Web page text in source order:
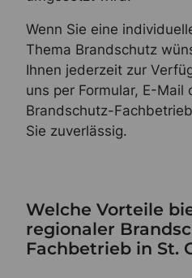
Wenn Sie eine
Thema Brandschutz
Ihnen jederzeit zur
uns per Formular, E-Mail
Brandschutz-
Sie zuverlässig.
Welche Vorteile
regionaler
Fachbetrieb in St.